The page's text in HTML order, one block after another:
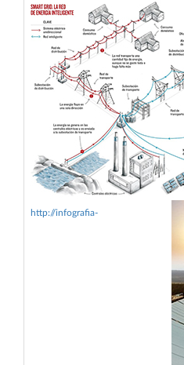
http://infografia-